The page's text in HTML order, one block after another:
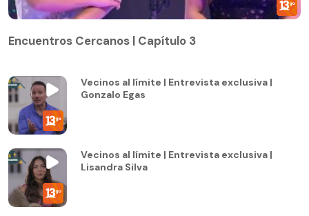
Encuentros Cercanos | Capítulo 3
Vecinos al límite | Entrevista exclusiva |
Gonzalo Egas
Vecinos al límite | Entrevista exclusiva |
Lisandra Silva